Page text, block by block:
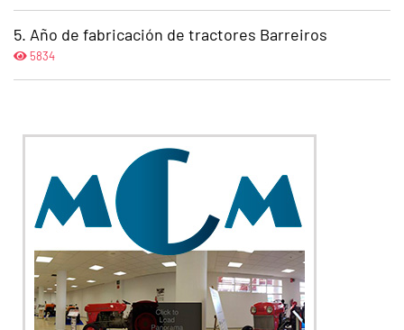
Año de fabricación de tractores Barreiros
5834